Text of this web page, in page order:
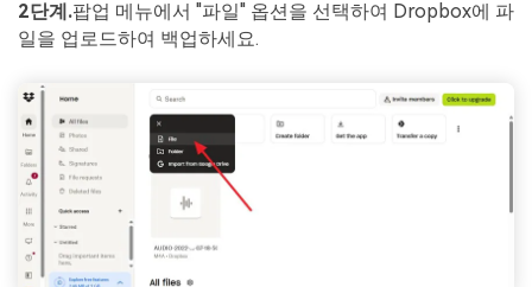
2단계.팝업 메뉴에서 "파일" 옵션을 선택하여 Dropbox에 파
일을 업로드하여 백업하세요.